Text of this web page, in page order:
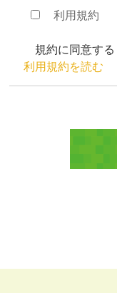
利用規約
規約に同意する
利用規約を読む